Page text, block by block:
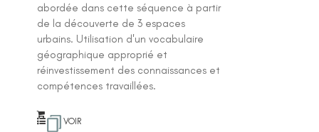
abordée dans cette séquence à partir
de la découverte de 3 espaces
urbains. Utilisation d'un vocabulaire
géographique approprié et
réinvestissement des connaissances et
compétences travaillées.
VOIR